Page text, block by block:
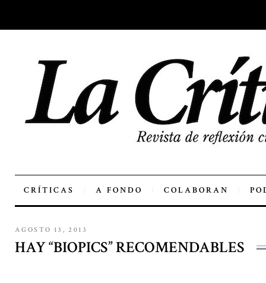
CRÍTICAS A FONDO COLABORAN
AGOSTO 13, 2013
HAY “BIOPICS” RECOMENDABLES